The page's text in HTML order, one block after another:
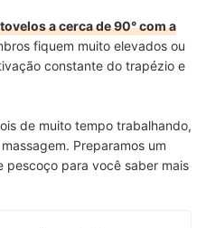
a cerca de 90° com a
fiquem muito elevados ou
constante do trapézio e
de muito tempo trabalhando,
Preparamos um
pescoço para você saber mais